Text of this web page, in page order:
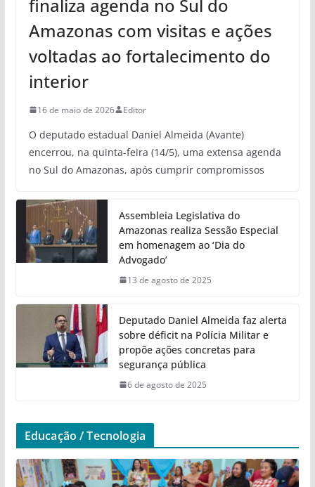
finaliza agenda no Sul do
Amazonas com visitas e ações
voltadas ao fortalecimento do
interior
16 de maio de 2026 Editor
O deputado estadual Daniel Almeida (Avante)
encerrou, na quinta-feira (14/5), uma extensa agenda
no Sul do Amazonas, após cumprir compromissos
Assembleia Legislativa do
Amazonas realiza Sessão Especial
em homenagem ao ‘Dia do
Advogado’
13 de agosto de 2025
Deputado Daniel Almeida faz alerta
sobre déficit na Polícia Militar e
propõe ações concretas para
segurança pública
6 de agosto de 2025
Educação / Tecnologia